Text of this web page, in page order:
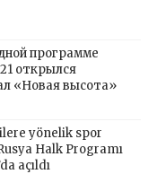
программе
открылся
«Новая высота»
yönelik spor
Halk Programı
açıldı